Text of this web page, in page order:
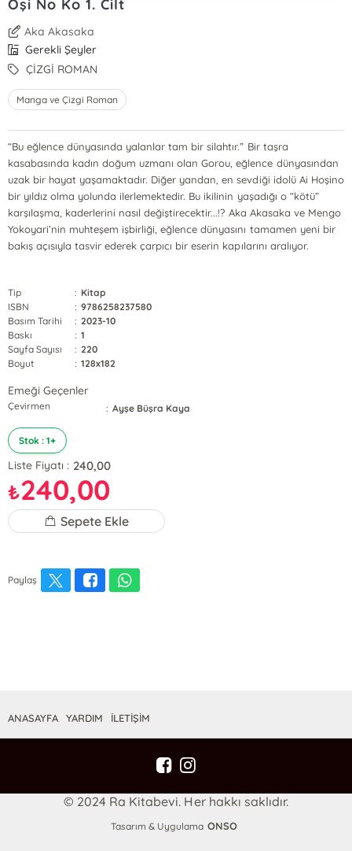
Oşi No Ko 1. Cilt
Aka Akasaka
Gerekli Şeyler
ÇİZGİ ROMAN
Manga ve Çizgi Roman
“Bu eğlence dünyasında yalanlar tam bir silahtır.” Bir taşra
kasabasında kadın doğum uzmanı olan Gorou, eğlence dünyasından
uzak bir hayat yaşamaktadır. Diğer yandan, en sevdiği idolü Ai Hoşino
bir yıldız olma yolunda ilerlemektedir. Bu ikilinin yaşadığı o “kötü”
karşılaşma, kaderlerini nasıl değiştirecektir...!? Aka Akasaka ve Mengo
Yokoyari’nin muhteşem işbirliği, eğlence dünyasını tamamen yeni bir
bakış açısıyla tasvir ederek çarpıcı bir eserin kapılarını aralıyor.
Tip : Kitap
ISBN
: 9786258237580
Basım Tarihi
: 2023-10
Baskı
: 1
Sayfa Sayısı
: 220
Boyut
: 128x182
Emeği Geçenler
Çevirmen : Ayşe Büşra Kaya
Stok : 1+
Liste Fiyatı : 240,00
₺240,00
Sepete Ekle
Paylaş
ANASAYFA YARDIM İLETİŞİM
© 2024 Ra Kitabevi. Her hakkı saklıdır.
Tasarım & Uygulama ONSO